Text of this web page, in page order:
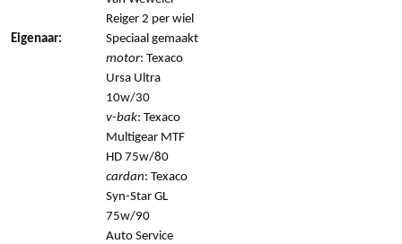
Eigenaar:
Reiger 2 per wiel
Speciaal gemaakt
motor: Texaco
Ursa Ultra
10w/30
v-bak: Texaco
Multigear MTF
HD 75w/80
cardan: Texaco
Syn-Star GL
75w/90
Auto Service